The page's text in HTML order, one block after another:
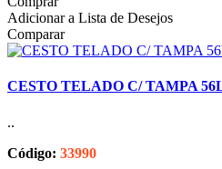
Adicionar a Lista de Desejos
Comparar
CESTO TELADO C/ TAMPA
..
Código: 33990